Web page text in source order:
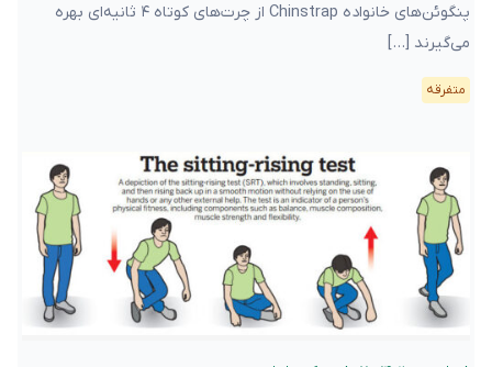
پنگوئن‌های خانواده Chinstrap از چرت‌های کوتاه ۴ ثانیه‌ای بهره
می‌گیرند […]
متفرقه